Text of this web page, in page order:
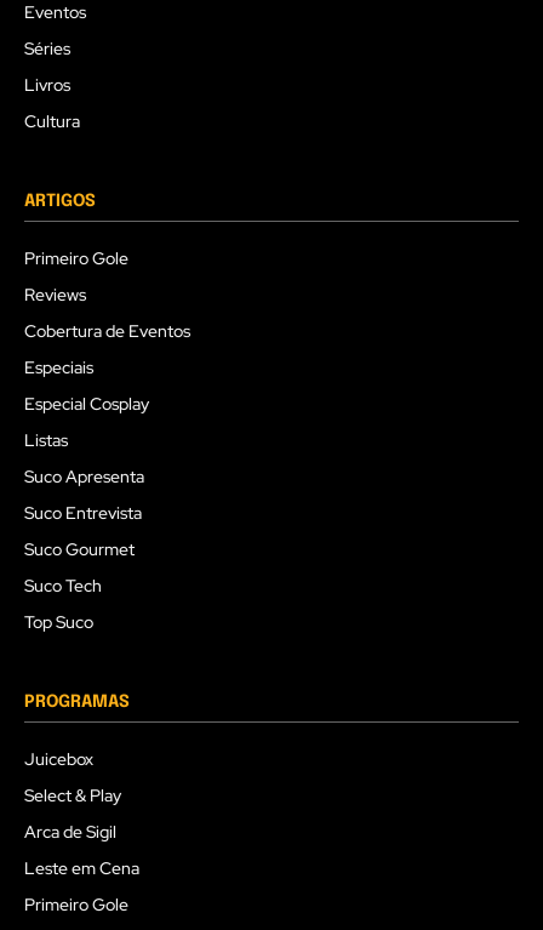
Eventos
Séries
Livros
Cultura
ARTIGOS
Primeiro Gole
Reviews
Cobertura de Eventos
Especiais
Especial Cosplay
Listas
Suco Apresenta
Suco Entrevista
Suco Gourmet
Suco Tech
Top Suco
PROGRAMAS
Juicebox
Select & Play
Arca de Sigil
Leste em Cena
Primeiro Gole